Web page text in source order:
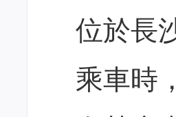
位於長
乘車時